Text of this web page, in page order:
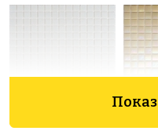
1348 руб./м²
2334